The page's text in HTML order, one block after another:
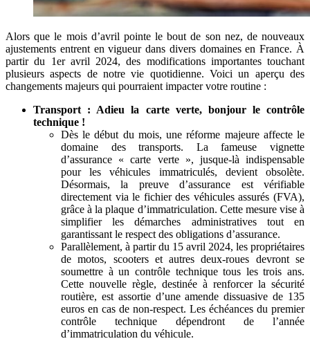
Alors que le mois d’avril pointe le bout de son nez, de nouveaux
ajustements entrent en vigueur dans divers domaines en France. À
partir du 1er avril 2024, des modifications importantes touchant
plusieurs aspects de notre vie quotidienne. Voici un aperçu des
changements majeurs qui pourraient impacter votre routine :
Transport : Adieu la carte verte, bonjour le contrôle
technique !
Dès le début du mois, une réforme majeure affecte le
domaine des transports. La fameuse vignette
d’assurance « carte verte », jusque-là indispensable
pour les véhicules immatriculés, devient obsolète.
Désormais, la preuve d’assurance est vérifiable
directement via le fichier des véhicules assurés (FVA),
grâce à la plaque d’immatriculation. Cette mesure vise à
simplifier les démarches administratives tout en
garantissant le respect des obligations d’assurance.
Parallèlement, à partir du 15 avril 2024, les propriétaires
de motos, scooters et autres deux-roues devront se
soumettre à un contrôle technique tous les trois ans.
Cette nouvelle règle, destinée à renforcer la sécurité
routière, est assortie d’une amende dissuasive de 135
euros en cas de non-respect. Les échéances du premier
contrôle technique dépendront de l’année
d’immatriculation du véhicule.